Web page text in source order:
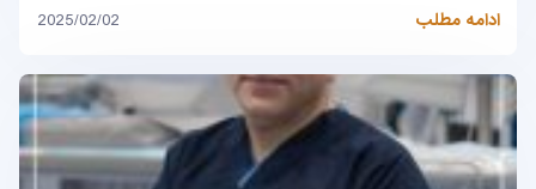
ادامه مطلب 2025/02/02